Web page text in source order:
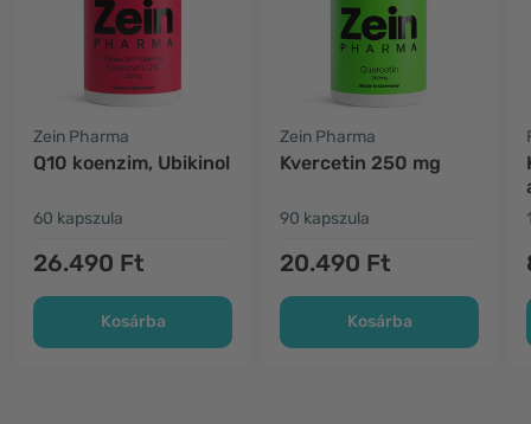
Zein Pharma
Q10 koenzim, Ubikinol
60 kapszula
26.490 Ft
Kosárba
Zein Pharma
Kvercetin 250 mg
90 kapszula
20.490 Ft
Kosárba